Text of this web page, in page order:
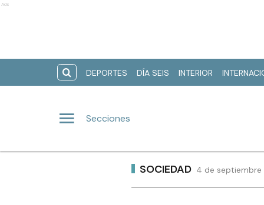
Ads
DEPORTES DÍA SEIS INTERIOR
Secciones
SOCIEDAD 4 de septiembre